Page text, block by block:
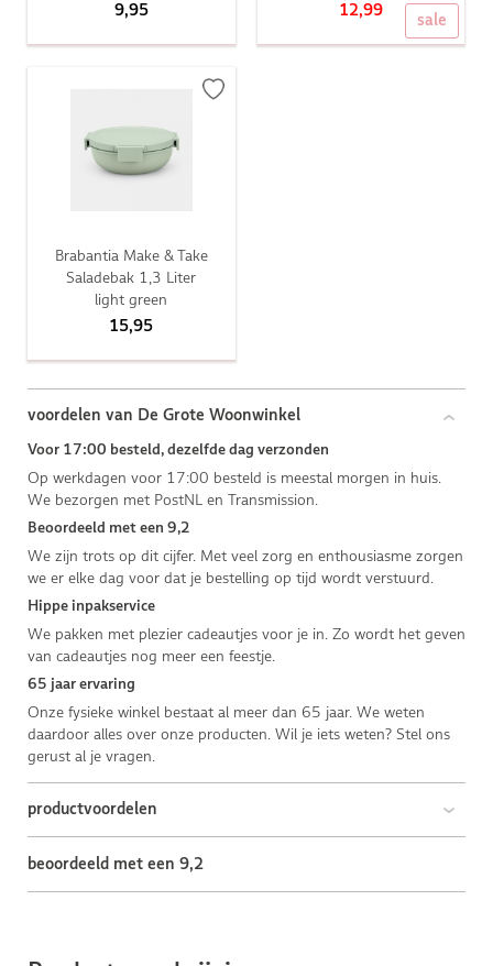
9,95
sale
12,99
Brabantia Make & Take
Saladebak 1,3 Liter
light green
15,95
voordelen van De Grote Woonwinkel
Voor 17:00 besteld, dezelfde dag verzonden
Op werkdagen voor 17:00 besteld is meestal morgen in huis.
We bezorgen met PostNL en Transmission.
Beoordeeld met een 9,2
We zijn trots op dit cijfer. Met veel zorg en enthousiasme zorgen
we er elke dag voor dat je bestelling op tijd wordt verstuurd.
Hippe inpakservice
We pakken met plezier cadeautjes voor je in. Zo wordt het geven
van cadeautjes nog meer een feestje.
65 jaar ervaring
Onze fysieke winkel bestaat al meer dan 65 jaar. We weten
daardoor alles over onze producten. Wil je iets weten? Stel ons
gerust al je vragen.
productvoordelen
beoordeeld met een 9,2